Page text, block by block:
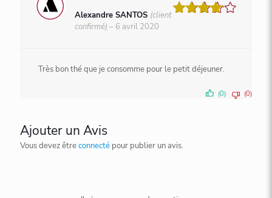
Alexandre SANTOS (client
confirmé) – 6 avril 2020
Très bon thé que je consomme pour le petit déjeuner.
(0) (0)
Ajouter un Avis
Vous devez êtreconnecté pour publier un avis.